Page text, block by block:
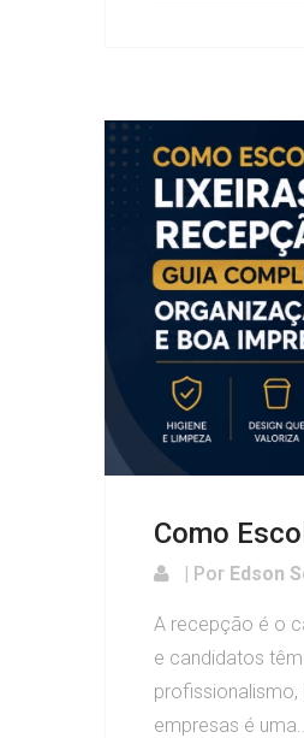
Como
| Por Edson
A recepção é o
e candidatos
empresas é